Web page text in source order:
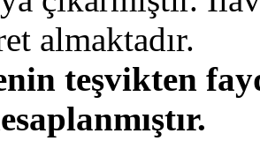
almaktadır.
teşvikten